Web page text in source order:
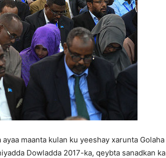
Reporting
What
Matters,
maanta kulan ku yeeshay xarunta Golaha
Dowladda 2017-ka, qeybta sanadkan ka